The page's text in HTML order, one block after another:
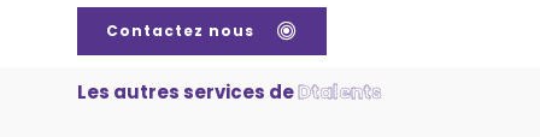
Contactez nous
Les autres services deDtalents